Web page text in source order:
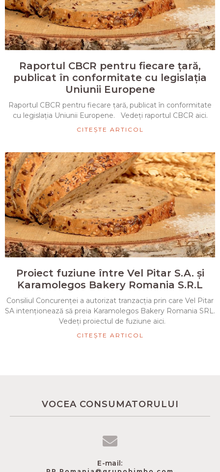
Raportul CBCR pentru fiecare țară,
publicat în conformitate cu legislația
Uniunii Europene
Raportul CBCR pentru fiecare țară, publicat în conformitate
cu legislația Uniunii Europene. Vedeți raportul CBCR aici.
CITEȘTE ARTICOL
Proiect fuziune între Vel Pitar S.A. și
Karamolegos Bakery Romania S.R.L
Consiliul Concurenței a autorizat tranzacția prin care Vel Pitar
SA intenționează să preia Karamolegos Bakery Romania SRL.
Vedeți proiectul de fuziune aici.
CITEȘTE ARTICOL
VOCEA CONSUMATORULUI
E-mail: